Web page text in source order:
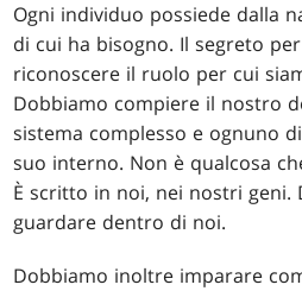
Ogni individuo possiede dalla
di cui ha bisogno. Il segreto
riconoscere il ruolo per cui
Dobbiamo compiere il nostro
sistema complesso e ognuno
suo interno. Non è qualcosa
È scritto in noi, nei nostri geni.
guardare dentro di noi.
Dobbiamo inoltre imparare